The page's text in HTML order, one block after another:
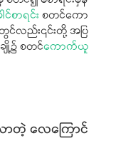
င်စာရင်း စတင်ကော
င်လည်း၎င်းတို့ အပြ
ျို့၌ စတင်ကောက်ယူ
လာတဲ့ လေကြောင်